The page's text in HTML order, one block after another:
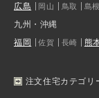
広島
岡山 鳥取 島根
九州・沖縄
福岡
佐賀 長崎 熊
注文住宅カテゴリ